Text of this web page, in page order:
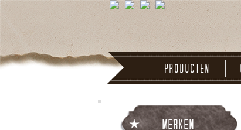
Producten
Merken